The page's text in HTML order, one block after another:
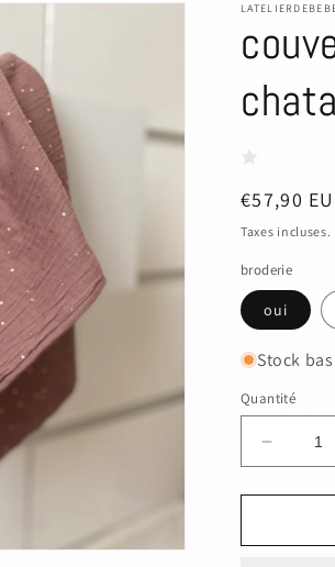
Prix
habituel
€57,90
Taxes incluses.
broderie
oui
Stock
Quantité
Réduire
la
quantité